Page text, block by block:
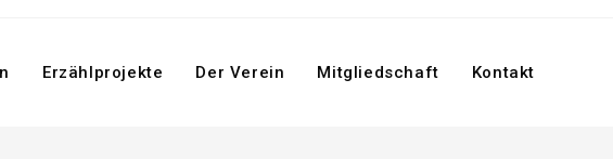
Erzählprojekte Der Verein Mitgliedschaft Kontakt